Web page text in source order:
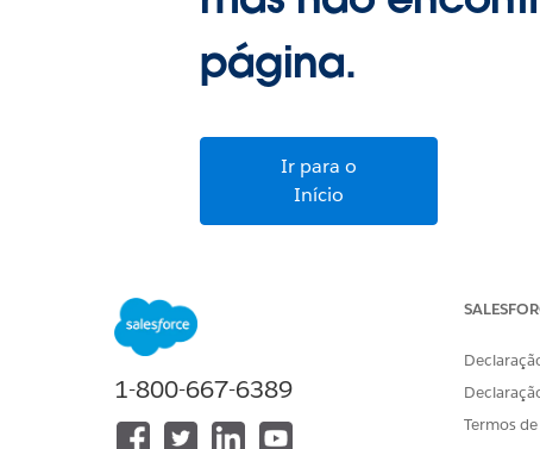
página.
Ir para o
Início
1-800-667-6389
Termos